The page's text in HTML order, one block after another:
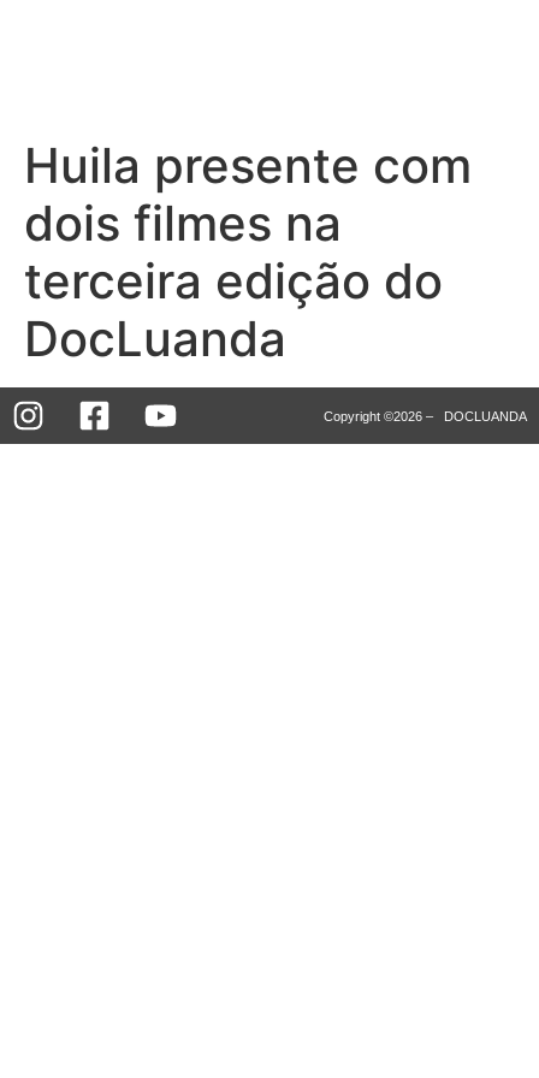
Huila presente com
dois filmes na
terceira edição do
DocLuanda
Copyright ©2026 – DOCLUANDA